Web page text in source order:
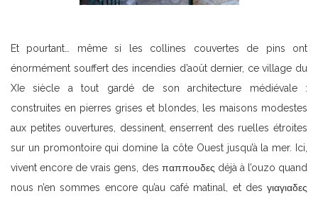
Et pourtant… même si les collines couvertes de pins ont
énormément souffert des incendies d’août dernier, ce village du
XIe siècle a tout gardé de son architecture médiévale :
construites en pierres grises et blondes, les maisons modestes
aux petites ouvertures, dessinent, enserrent des ruelles étroites
sur un promontoire qui domine la côte Ouest jusqu’à la mer. Ici,
vivent encore de vrais gens, des παππουδες déjà à l’ouzo quand
nous n’en sommes encore qu’au café matinal, et des γιαγιαδες